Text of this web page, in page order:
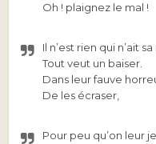
Oh ! plaignez le mal !
Il n’est rien qui n’ait
Tout veut un baiser.
Dans leur fauve
De les écraser,
Pour peu qu’on leur